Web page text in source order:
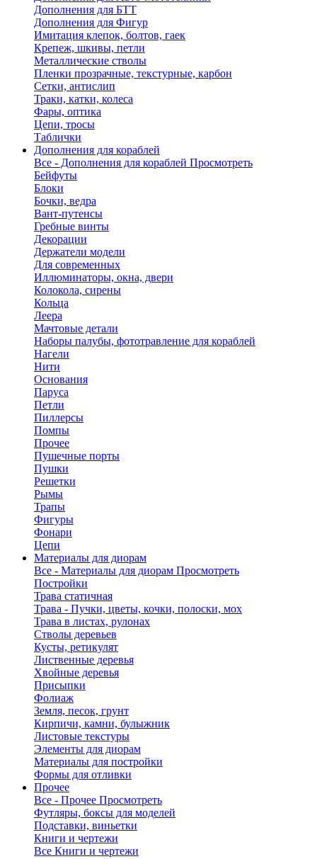
Дополнения для БТТ
Дополнения для Фигур
Имитация клепок, болтов, гаек
Крепеж, шкивы, петли
Металлические стволы
Пленки прозрачные, текстурные, карбон
Сетки, антислип
Траки, катки, колеса
Фары, оптика
Цепи, тросы
Таблички
Дополнения для кораблей
Все - Дополнения для кораблей Просмотреть
Бейфуты
Блоки
Бочки, ведра
Вант-путенсы
Гребные винты
Декорации
Держатели модели
Для современных
Иллюминаторы, окна, двери
Колокола, сирены
Кольца
Леера
Мачтовые детали
Наборы палубы, фототравление для кораблей
Нагели
Нити
Основания
Паруса
Петли
Пиллерсы
Помпы
Прочее
Пушечные порты
Пушки
Решетки
Рымы
Трапы
Фигуры
Фонари
Цепи
Материалы для диорам
Все - Материалы для диорам Просмотреть
Постройки
Трава статичная
Трава - Пучки, цветы, кочки, полоски, мох
Трава в листах, рулонах
Стволы деревьев
Кусты, ретикулят
Лиственные деревья
Хвойные деревья
Присыпки
Фолиаж
Земля, песок, грунт
Кирпичи, камни, булыжник
Листовые текстуры
Элементы для диорам
Материалы для постройки
Формы для отливки
Прочее
Все - Прочее Просмотреть
Футляры, боксы для моделей
Подставки, виньетки
Книги и чертежи
Все Книги и чертежи